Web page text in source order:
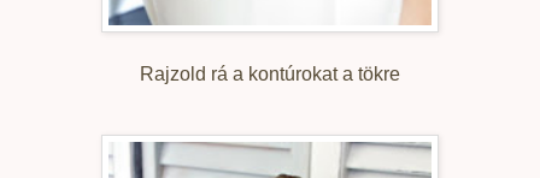
Rajzold rá a kontúrokat a tökre